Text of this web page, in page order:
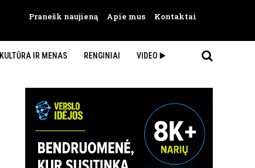
Pranešk naujieną Apie mus Kontaktai
KULTŪRA IR MENAS RENGINIAI VIDEO ▶️